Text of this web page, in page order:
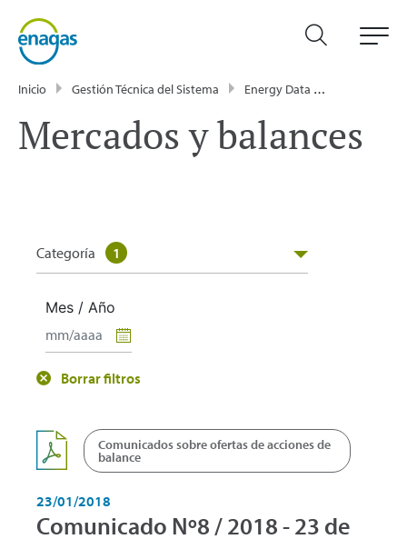
Inicio Gestión Técnica del Sistema Energy Data
Mercados y balances
Categoría 1
Mes / Año
Borrar filtros
Comunicados sobre ofertas de acciones de
balance
23/01/2018
Comunicado Nº8 / 2018 - 23 de